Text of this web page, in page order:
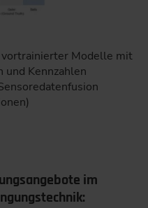
Modelle mit
Kennzahlen
im